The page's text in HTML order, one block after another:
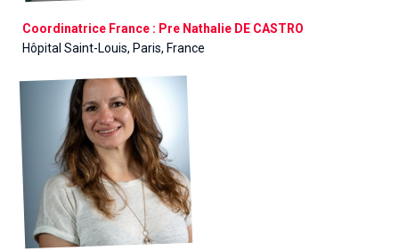
Coordinatrice France : Pre Nathalie DE CASTRO
Hôpital Saint-Louis, Paris, France